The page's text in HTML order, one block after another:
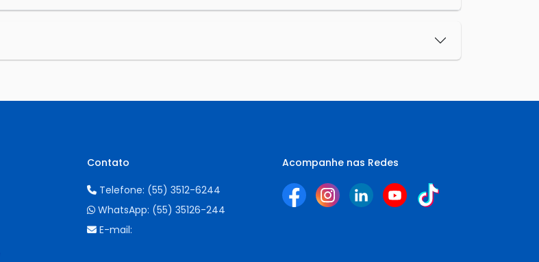
Contato
Telefone: (55) 3512-6244
WhatsApp: (55) 35126-244
E-mail:
Acompanhe nas Redes